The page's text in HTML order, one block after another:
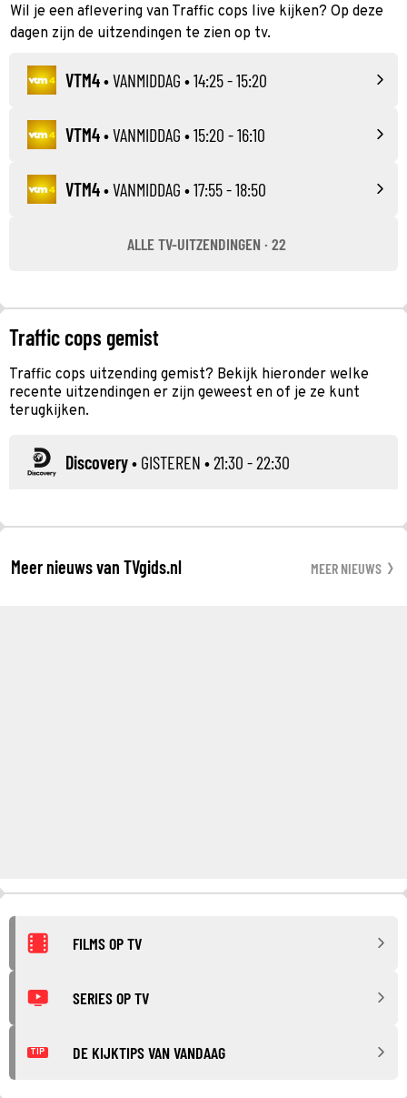
Wil je een aflevering van Traffic cops live kijken? Op deze
dagen zijn de uitzendingen te zien op tv.
VTM4•VANMIDDAG • 14:25 - 15:20
VTM4•VANMIDDAG • 15:20 - 16:10
VTM4•VANMIDDAG • 17:55 - 18:50
ALLE TV-UITZENDINGEN · 22
Traffic cops gemist
Traffic cops uitzending gemist? Bekijk hieronder welke
recente uitzendingen er zijn geweest en of je ze kunt
terugkijken.
Discovery• GISTEREN • 21:30 - 22:30
Meer nieuws van TVgids.nl MEER NIEUWS
FILMS OP TV
SERIES OP TV
TIP DE KIJKTIPS VAN VANDAAG